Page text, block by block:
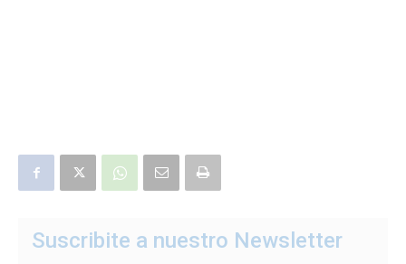
Suscribite a nuestro Newsletter